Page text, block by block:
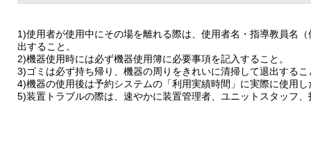
1)使用者が使用中にその場を離れる際は、使用者名・指導教員名
出すること。
2)機器使用時には必ず機器使用簿に必要事項を記入すること。
3)ゴミは必ず持ち帰り、機器の周りをきれいに清掃して退出するこ
4)機器の使用後は予約システムの「利用実績時間」に実際に使用
5)装置トラブルの際は、速やかに装置管理者、ユニットスタッフ